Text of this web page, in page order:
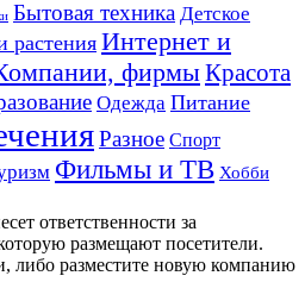
Бытовая техника Детское
растения Интернет и
фирмыКрасота
Одежда Питание
Разное Спорт
Фильмы и ТВ Хобби
ответственности за
размещают посетители.
либо разместите новую компанию